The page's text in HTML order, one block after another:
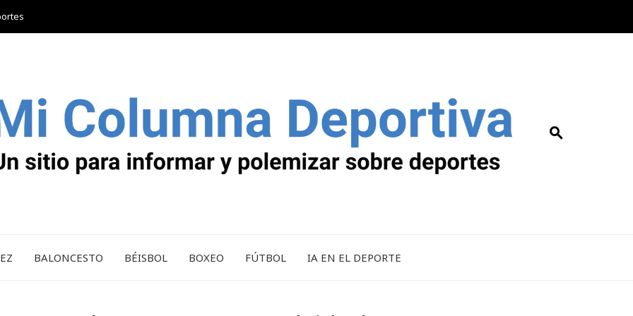
BALONCESTO BÉISBOL BOXEO FÚTBOL IA EN EL DEPORTE